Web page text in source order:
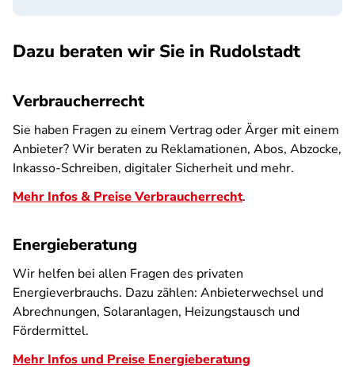
Dazu beraten wir Sie in Rudolstadt
Verbraucherrecht
Sie haben Fragen zu einem Vertrag oder Ärger mit einem
Anbieter? Wir beraten zu Reklamationen, Abos, Abzocke,
Inkasso-Schreiben, digitaler Sicherheit und mehr.
Mehr Infos & Preise Verbraucherrecht.
Energieberatung
Wir helfen bei allen Fragen des privaten
Energieverbrauchs. Dazu zählen: Anbieterwechsel und
Abrechnungen, Solaranlagen, Heizungstausch und
Fördermittel.
Mehr Infos und Preise Energieberatung